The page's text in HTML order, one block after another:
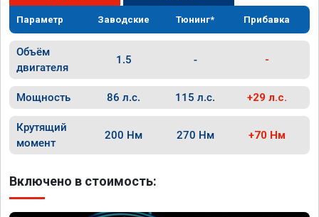
Параметр Заводские Тюнинг* Прибавка
Объём
двигателя
1.5 - -
Мощность 86 л.с. 115 л.с. +29 л.с.
Крутящий
момент
200 Нм 270 Нм +70 Нм
Включено в стоимость: